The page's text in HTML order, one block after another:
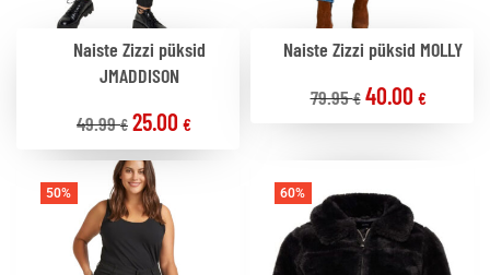
Naiste Zizzi püksid
JMADDISON
49.99€ 25.00 €
Naiste Zizzi püksid MOLLY
79.95€ 40.00 €
50% 60%